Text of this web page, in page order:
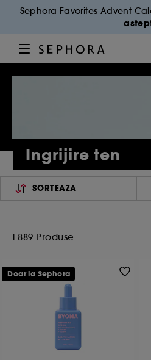
Sephora Favorites Advent
Ingrijire ten
SORTEAZA
1.889 Produse
Doar la Sephora